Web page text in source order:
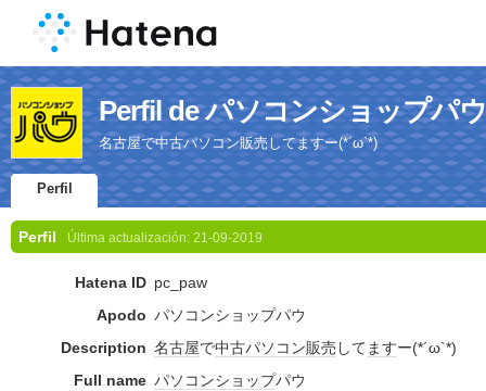
Perfil de パソコンショップパウ
名古屋で中古パソコン販売してますー(*´ω`*)
Perfil
Perfil Última actualización: 21-09-2019
Hatena ID pc_paw
Apodo パソコンショップパウ
Description 名古屋で中古パソコン販売 してますー(*´ω`*)
Full name パソコンショップパウ